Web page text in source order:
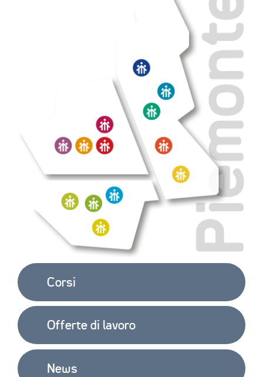
Corsi
Offerte di lavoro
News